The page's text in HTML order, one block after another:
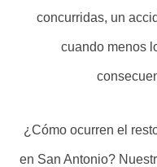
concurridas, un
cuando menos
¿Cómo ocurren el
en San Antonio?